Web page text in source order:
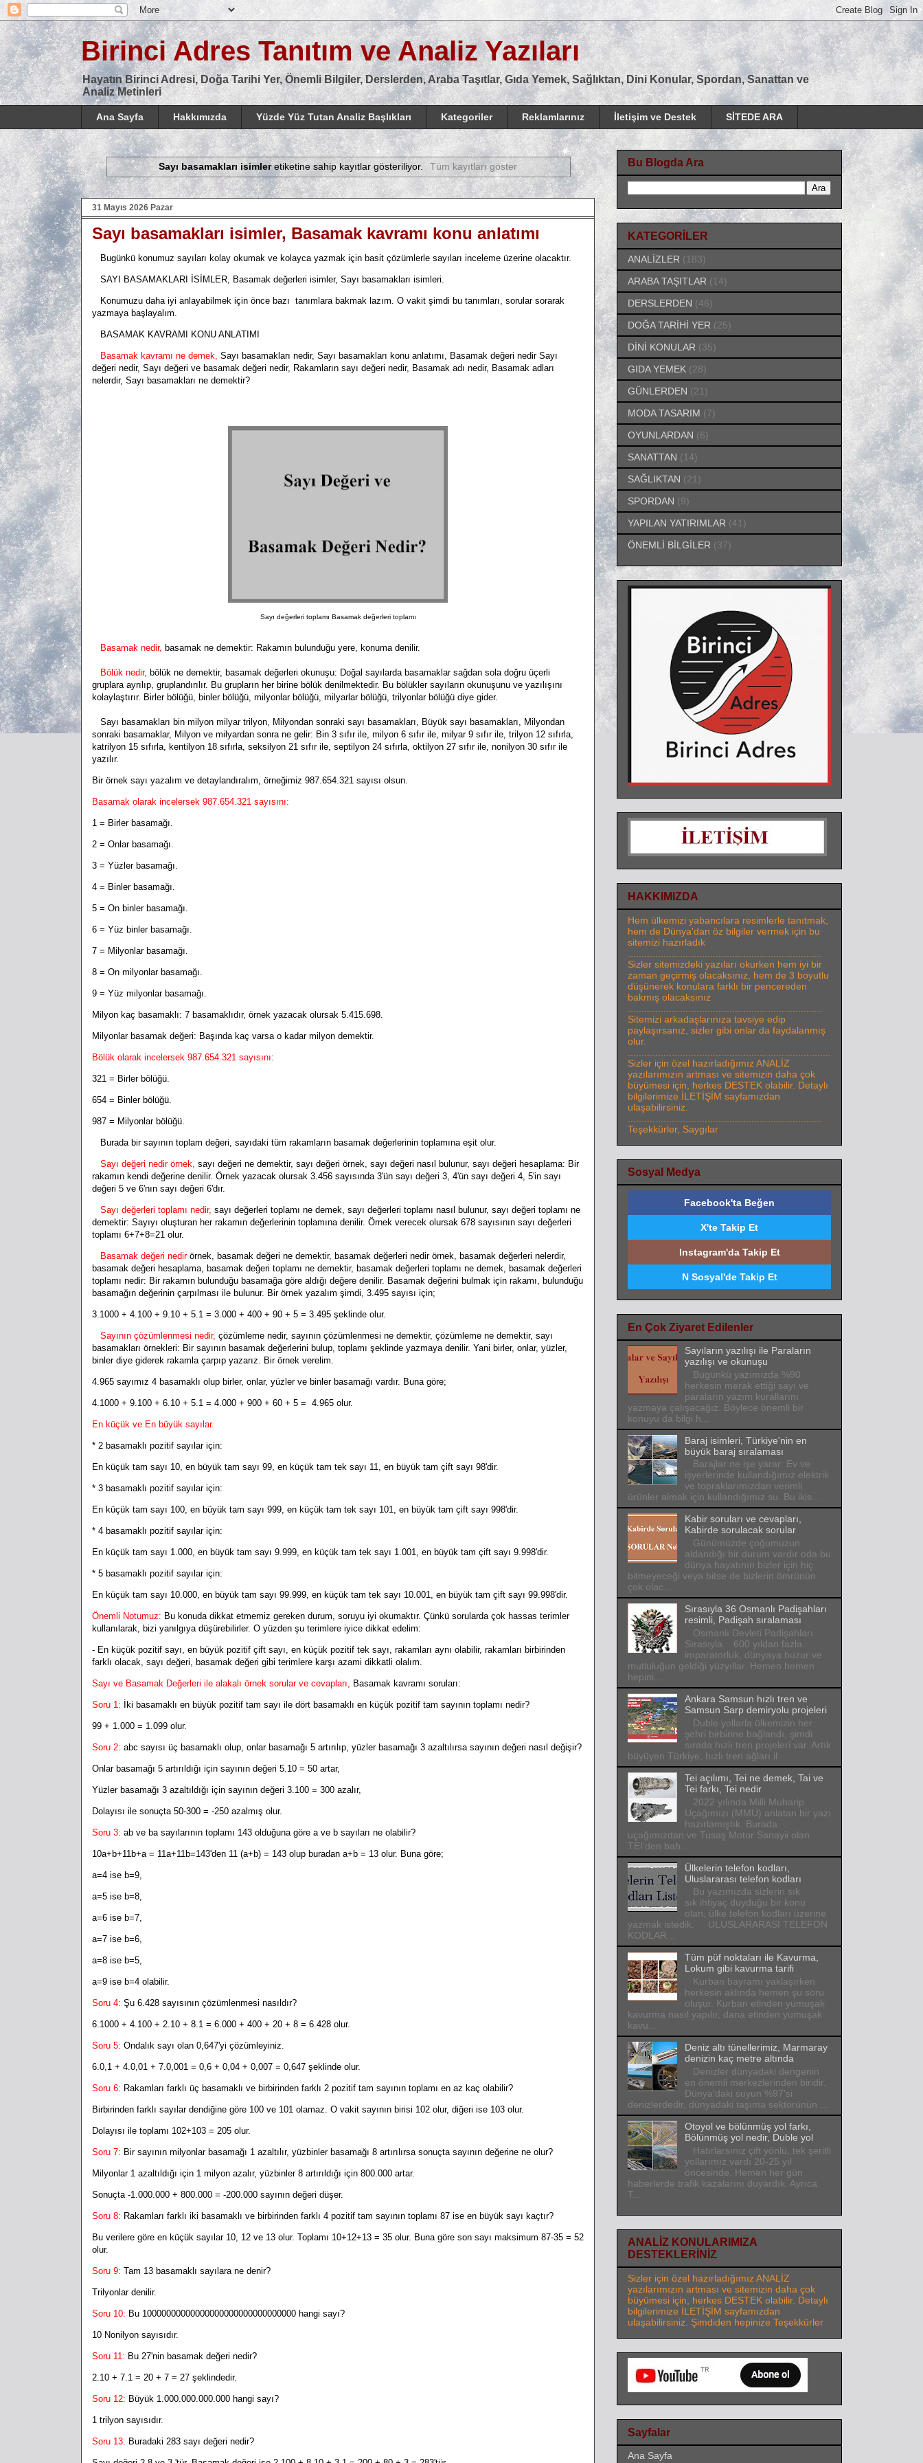
Birinci Adres Tanıtım ve Analiz Yazıları
Hayatın Birinci Adresi, Doğa Tarihi Yer, Önemli Bilgiler, Derslerden, Araba Taşıtlar, Gıda Yemek, Sağlıktan, Dini Konular, Spordan, Sanattan ve
Analiz Metinleri
Ana Sayfa Hakkımızda Yüzde Yüz Tutan Analiz Başlıkları Kategoriler Reklamlarınız İletişim ve Destek SİTEDE ARA
Sayı basamakları isimleretiketine sahip kayıtlar gösteriliyor. Tüm kayıtları göster
31 Mayıs 2026 Pazar
Sayı basamakları isimler, Basamak kavramı konu anlatımı
Bugünkü konumuz sayıları kolay okumak ve kolayca yazmak için basit çözümlerle sayıları inceleme üzerine olacaktır.
SAYI BASAMAKLARI İSİMLER, Basamak değerleri isimler, Sayı basamakları isimleri.
Konumuzu daha iyi anlayabilmek için önce bazı tanımlara bakmak lazım. O vakit şimdi bu tanımları, sorular sorarak
yazmaya başlayalım.
BASAMAK KAVRAMI KONU ANLATIMI
Basamak kavramı ne demek, Sayı basamakları nedir, Sayı basamakları konu anlatımı, Basamak değeri nedir Sayı
değeri nedir, Sayı değeri ve basamak değeri nedir, Rakamların sayı değeri nedir, Basamak adı nedir, Basamak adları
nelerdir, Sayı basamakları ne demektir?
Sayı değerleri toplamı Basamak değerleri toplamı
Basamak nedir, basamak ne demektir: Rakamın bulunduğu yere, konuma denilir.
Bölük nedir, bölük ne demektir, basamak değerleri okunuşu: Doğal sayılarda basamaklar sağdan sola doğru üçerli
gruplara ayrılıp, gruplandırılır. Bu grupların her birine bölük denilmektedir. Bu bölükler sayıların okunuşunu ve yazılışını
kolaylaştırır. Birler bölüğü, binler bölüğü, milyonlar bölüğü, milyarlar bölüğü, trilyonlar bölüğü diye gider.
Sayı basamakları bin milyon milyar trilyon, Milyondan sonraki sayı basamakları, Büyük sayı basamakları, Milyondan
sonraki basamaklar, Milyon ve milyardan sonra ne gelir: Bin 3 sıfır ile, milyon 6 sıfır ile, milyar 9 sıfır ile, trilyon 12 sıfırla,
katrilyon 15 sıfırla, kentilyon 18 sıfırla, seksilyon 21 sıfır ile, septilyon 24 sıfırla, oktilyon 27 sıfır ile, nonilyon 30 sıfır ile
yazılır.
Bir örnek sayı yazalım ve detaylandıralım, örneğimiz 987.654.321 sayısı olsun.
Basamak olarak incelersek 987.654.321 sayısını:
1 = Birler basamağı.
2 = Onlar basamağı.
3 = Yüzler basamağı.
4 = Binler basamağı.
5 = On binler basamağı.
6 = Yüz binler basamağı.
7 = Milyonlar basamağı.
8 = On milyonlar basamağı.
9 = Yüz milyonlar basamağı.
Milyon kaç basamaklı: 7 basamaklıdır, örnek yazacak olursak 5.415.698.
Milyonlar basamak değeri: Başında kaç varsa o kadar milyon demektir.
Bölük olarak incelersek 987.654.321 sayısını:
321 = Birler bölüğü.
654 = Binler bölüğü.
987 = Milyonlar bölüğü.
Burada bir sayının toplam değeri, sayıdaki tüm rakamların basamak değerlerinin toplamına eşit olur.
Sayı değeri nedir örnek, sayı değeri ne demektir, sayı değeri örnek, sayı değeri nasıl bulunur, sayı değeri hesaplama: Bir
rakamın kendi değerine denilir. Örnek yazacak olursak 3.456 sayısında 3'ün sayı değeri 3, 4'ün sayı değeri 4, 5'in sayı
değeri 5 ve 6'nın sayı değeri 6'dır.
Sayı değerleri toplamı nedir, sayı değerleri toplamı ne demek, sayı değerleri toplamı nasıl bulunur, sayı değeri toplamı ne
demektir: Sayıyı oluşturan her rakamın değerlerinin toplamına denilir. Örnek verecek olursak 678 sayısının sayı değerleri
toplamı 6+7+8=21 olur.
Basamak değeri nedir örnek,
basamak değeri ne demektir, basamak değerleri nedir örnek, basamak değerleri nelerdir,
basamak değeri hesaplama, basamak değeri toplamı ne demektir, basamak değerleri toplamı ne demek, basamak değerleri
toplamı nedir: Bir rakamın bulunduğu basamağa göre aldığı değere denilir. Basamak değerini bulmak için rakamı, bulunduğu
basamağın değerinin çarpılması ile bulunur. Bir örnek yazalım şimdi, 3.495 sayısı için;
3.1000 + 4.100 + 9.10 + 5.1 = 3.000 + 400 + 90 + 5 = 3.495 şeklinde olur.
Sayının çözümlenmesi nedir, çözümleme nedir, sayının çözümlenmesi ne demektir, çözümleme ne demektir, sayı
basamakları örnekleri: Bir sayının basamak değerlerini bulup, toplamı şeklinde yazmaya denilir. Yani birler, onlar, yüzler,
binler diye giderek rakamla çarpıp yazarız. Bir örnek verelim.
4.965 sayımız 4 basamaklı olup birler, onlar, yüzler ve binler basamağı vardır. Buna göre;
4.1000 + 9.100 + 6.10 + 5.1 = 4.000 + 900 + 60 + 5 = 4.965 olur.
En küçük ve En büyük sayılar.
* 2 basamaklı pozitif sayılar için:
En küçük tam sayı 10, en büyük tam sayı 99, en küçük tam tek sayı 11, en büyük tam çift sayı 98'dir.
* 3 basamaklı pozitif sayılar için:
En küçük tam sayı 100, en büyük tam sayı 999, en küçük tam tek sayı 101, en büyük tam çift sayı 998'dir.
* 4 basamaklı pozitif sayılar için:
En küçük tam sayı 1.000, en büyük tam sayı 9.999, en küçük tam tek sayı 1.001, en büyük tam çift sayı 9.998'dir.
* 5 basamaklı pozitif sayılar için:
En küçük tam sayı 10.000, en büyük tam sayı 99.999, en küçük tam tek sayı 10.001, en büyük tam çift sayı 99.998'dir.
Önemli Notumuz: Bu konuda dikkat etmemiz gereken durum, soruyu iyi okumaktır. Çünkü sorularda çok hassas terimler
kullanılarak, bizi yanılgıya düşürebilirler. O yüzden şu terimlere iyice dikkat edelim:
- En küçük pozitif sayı, en büyük pozitif çift sayı, en küçük pozitif tek sayı, rakamları aynı olabilir, rakamları birbirinden
farklı olacak, sayı değeri, basamak değeri gibi terimlere karşı azami dikkatli olalım.
Sayı ve Basamak Değerleri ile alakalı örnek sorular ve cevapları, Basamak kavramı soruları:
Soru 1: İki basamaklı en büyük pozitif tam sayı ile dört basamaklı en küçük pozitif tam sayının toplamı nedir?
99 + 1.000 = 1.099 olur.
Soru 2: abc sayısı üç basamaklı olup, onlar basamağı 5 artırılıp, yüzler basamağı 3 azaltılırsa sayının değeri nasıl değişir?
Onlar basamağı 5 artırıldığı için sayının değeri 5.10 = 50 artar,
Yüzler basamağı 3 azaltıldığı için sayının değeri 3.100 = 300 azalır,
Dolayısı ile sonuçta 50-300 = -250 azalmış olur.
Soru 3: ab ve ba sayılarının toplamı 143 olduğuna göre a ve b sayıları ne olabilir?
10a+b+11b+a = 11a+11b=143'den 11 (a+b) = 143 olup buradan a+b = 13 olur. Buna göre;
a=4 ise b=9,
a=5 ise b=8,
a=6 ise b=7,
a=7 ise b=6,
a=8 ise b=5,
a=9 ise b=4 olabilir.
Soru 4: Şu 6.428 sayısının çözümlenmesi nasıldır?
6.1000 + 4.100 + 2.10 + 8.1 = 6.000 + 400 + 20 + 8 = 6.428 olur.
Soru 5: Ondalık sayı olan 0,647'yi çözümleyiniz.
6.0,1 + 4.0,01 + 7.0,001 = 0,6 + 0,04 + 0,007 = 0,647 şeklinde olur.
Soru 6: Rakamları farklı üç basamaklı ve birbirinden farklı 2 pozitif tam sayının toplamı en az kaç olabilir?
Birbirinden farklı sayılar dendiğine göre 100 ve 101 olamaz. O vakit sayının birisi 102 olur, diğeri ise 103 olur.
Dolayısı ile toplamı 102+103 = 205 olur.
Soru 7: Bir sayının milyonlar basamağı 1 azaltılır, yüzbinler basamağı 8 artırılırsa sonuçta sayının değerine ne olur?
Milyonlar 1 azaltıldığı için 1 milyon azalır, yüzbinler 8 artırıldığı için 800.000 artar.
Sonuçta -1.000.000 + 800.000 = -200.000 sayının değeri düşer.
Soru 8: Rakamları farklı iki basamaklı ve birbirinden farklı 4 pozitif tam sayının toplamı 87 ise en büyük sayı kaçtır?
Bu verilere göre en küçük sayılar 10, 12 ve 13 olur. Toplamı 10+12+13 = 35 olur. Buna göre son sayı maksimum 87-35 = 52
olur.
Soru 9: Tam 13 basamaklı sayılara ne denir?
Trilyonlar denilir.
Soru 10: Bu 10000000000000000000000000000000 hangi sayı?
10 Nonilyon sayısıdır.
Soru 11: Bu 27'nin basamak değeri nedir?
2.10 + 7.1 = 20 + 7 = 27 şeklindedir.
Soru 12: Büyük 1.000.000.000.000 hangi sayı?
1 trilyon sayısıdır.
Soru 13: Buradaki 283 sayı değeri nedir?
Bu Blogda Ara
KATEGORİLER
ANALİZLER (183)
ARABA TAŞITLAR (14)
DERSLERDEN (46)
DOĞA TARİHİ YER (25)
DİNİ KONULAR (35)
GIDA YEMEK (28)
GÜNLERDEN (21)
MODA TASARIM (7)
OYUNLARDAN (6)
SANATTAN (14)
SAĞLIKTAN (21)
SPORDAN (9)
YAPILAN YATIRIMLAR (41)
ÖNEMLİ BİLGİLER (37)
HAKKIMIZDA
Hem ülkemizi yabancılara resimlerle tanıtmak,
hem de Dünya'dan öz bilgiler vermek için bu
sitemizi hazırladık
Sizler sitemizdeki yazıları okurken hem iyi bir
zaman geçirmiş olacaksınız, hem de 3 boyutlu
düşünerek konulara farklı bir pencereden
bakmış olacaksınız
Sitemizi arkadaşlarınıza tavsiye edip
paylaşırsanız, sizler gibi onlar da faydalanmış
olur.
Sizler için özel hazırladığımız ANALİZ
yazılarımızın artması ve sitemizin daha çok
büyümesi için, herkes DESTEK olabilir. Detaylı
bilgilerimize İLETİŞİM sayfamızdan
ulaşabilirsiniz.
Teşekkürler, Saygılar
Sosyal Medya
Facebook'ta Beğen
X'te Takip Et
Instagram'da Takip Et
N Sosyal'de Takip Et
En Çok Ziyaret Edilenler
Sayıların yazılışı ile Paraların
yazılışı ve okunuşu
Bugünkü yazımızda %90
herkesin merak ettiği sayı ve
paraların yazım kurallarını
yazmaya çalışacağız. Böylece önemli bir
konuyu da bilgi h...
Baraj isimleri, Türkiye'nin en
büyük baraj sıralaması
Barajlar ne işe yarar: Ev ve
işyerlerinde kullandığımız elektrik
ve topraklarımızdan verimli
ürünler almak için kullandığımız su. Bu ikis...
Kabir soruları ve cevapları,
Kabirde sorulacak sorular
Günümüzde çoğumuzun
aldandığı bir durum vardır oda bu
dünya hayatının bizler için hiç
bitmeyeceği veya bitse de bizlerin ömrünün
çok olac...
Sırasıyla 36 Osmanlı Padişahları
resimli, Padişah sıralaması
Osmanlı Devleti Padişahları
Sırasıyla 600 yıldan fazla
imparatorluk, dünyaya huzur ve
mutluluğun geldiği yüzyıllar. Hemen hemen
hepini...
Ankara Samsun hızlı tren ve
Samsun Sarp demiryolu projeleri
Duble yollarla ülkemizin her
şehri birbirine bağlandı, şimdi
sırada hızlı tren projeleri var. Artık
büyüyen Türkiye, hızlı tren ağları il...
Tei açılımı, Tei ne demek, Tai ve
Tei farkı, Tei nedir
2022 yılında Milli Muharip
Uçağımızı (MMU) anlatan bir yazı
hazırlamıştık. Burada
uçağımızdan ve Tusaş Motor Sanayii olan
TEI'den bah...
Ülkelerin telefon kodları,
Uluslararası telefon kodları
Bu yazımızda sizlerin sık
sık ihtiyaç duyduğu bir konu
olan, ülke telefon kodları üzerine
yazmak istedik. ULUSLARARASI TELEFON
KODLAR...
Tüm püf noktaları ile Kavurma,
Lokum gibi kavurma tarifi
Kurban bayramı yaklaşırken
herkesin aklında hemen şu soru
oluşur. Kurban etinden yumuşak
kavurma nasıl yapılır, dana etinden yumuşak
kavu...
Deniz altı tünellerimiz, Marmaray
denizin kaç metre altında
Denizler dünyadaki dengenin
en önemli merkezlerinden biridir.
Dünya'daki suyun %97'si
denizlerdedir, dünyadaki taşıma sektörünün ...
Otoyol ve bölünmüş yol farkı,
Bölünmüş yol nedir, Duble yol
Hatırlarsınız çift yönlü, tek şeritli
yollarımız vardı 20-25 yıl
öncesinde. Hemen her gün
haberlerde trafik kazalarını duyardık. Ayrıca
T...
ANALİZ KONULARIMIZA
DESTEKLERİNİZ
Sizler için özel hazırladığımız ANALİZ
yazılarımızın artması ve sitemizin daha çok
büyümesi için, herkes DESTEK olabilir. Detaylı
bilgilerimize İLETİŞİM sayfamızdan
ulaşabilirsiniz. Şimdiden hepinize Teşekkürler
Sayfalar
Ana Sayfa